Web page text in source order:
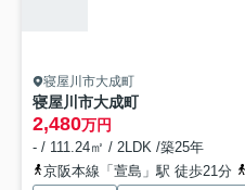
寝屋川市大成町
寝屋川市大成町
2,480万円
- / 111.24㎡ / 2LDK /築25年
京阪本線「萱島」駅 徒歩21分